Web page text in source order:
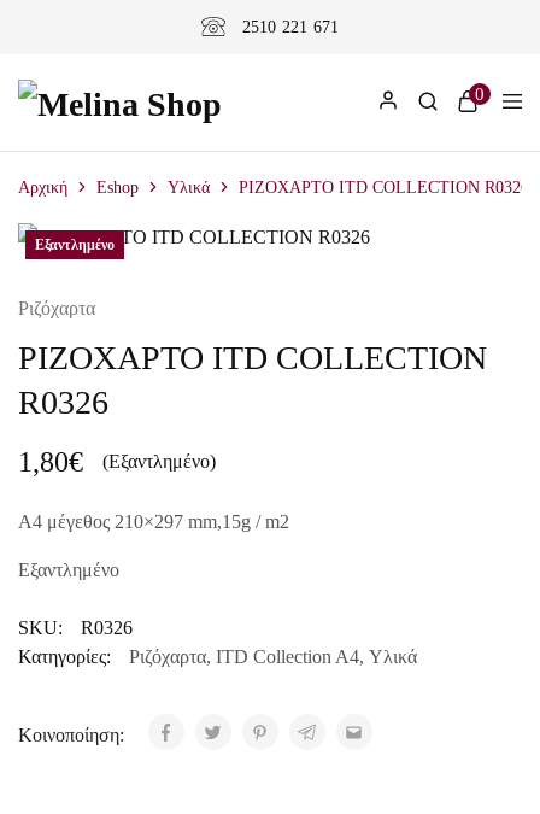
2510 221 671
0
Αρχική Eshop Υλικά ΡΙΖΟΧΑΡΤΟ ITD COLLECTION R0326
Εξαντλημένο
Ριζόχαρτα
ΡΙΖΟΧΑΡΤΟ ITD COLLECTION
R0326
1,80€ (Εξαντλημένο)
A4 μέγεθος 210×297 mm,15g / m2
Εξαντλημένο
SKU:
R0326
Κατηγορίες:
Ριζόχαρτα, ITD Collection A4, Υλικά
Κοινοποίηση:
Εξαντλημένο